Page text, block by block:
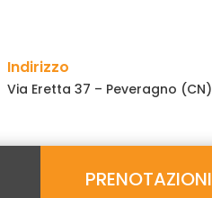
Indirizzo
Via Eretta 37 – Peveragno (CN)
PRENOTAZIONI